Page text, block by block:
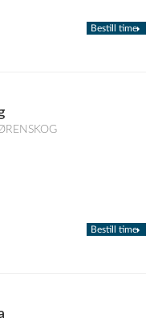
Bestill time
Bestill time